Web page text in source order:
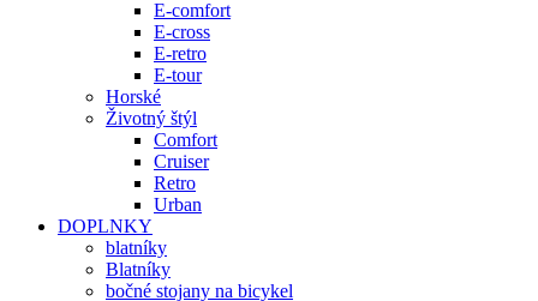
E-comfort
E-cross
E-retro
E-tour
Horské
Životný štýl
Comfort
Cruiser
Retro
Urban
DOPLNKY
blatníky
Blatníky
bočné stojany na bicykel